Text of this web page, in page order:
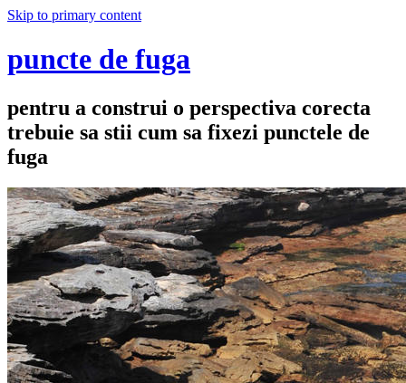
Skip to primary content
puncte de fuga
pentru a construi o perspectiva corecta
trebuie sa stii cum sa fixezi punctele de
fuga